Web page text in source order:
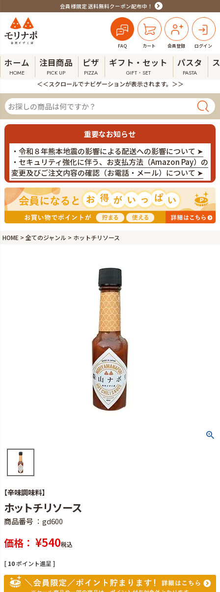
会員様限定 送料無料クーポン配布中！
FAQ カート 会員登録 ログイン
ホーム
HOME
注目商品
PICK UP
ピザ
PIZZA
ギフト・セット
GIFT・SET
パスタ
PASTA
＜＜スクロールでナビゲーションが表示されます。＞＞
重要なお知らせ
・ 令和８年熊本地震の影響による配送への影響について ➤
・ セキュリティ強化に伴う、お支払方法（Amazon Pay）の
変更及びご注文内容の確認（お電話・メール）について ➤
HOME 全てのジャンル ホットチリソース
【辛味調味料】
ホットチリソース
商品番号 gd600
価格 ¥540税込
[ 10ポイント進呈 ]